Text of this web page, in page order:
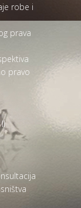
robe i
prava
pravo